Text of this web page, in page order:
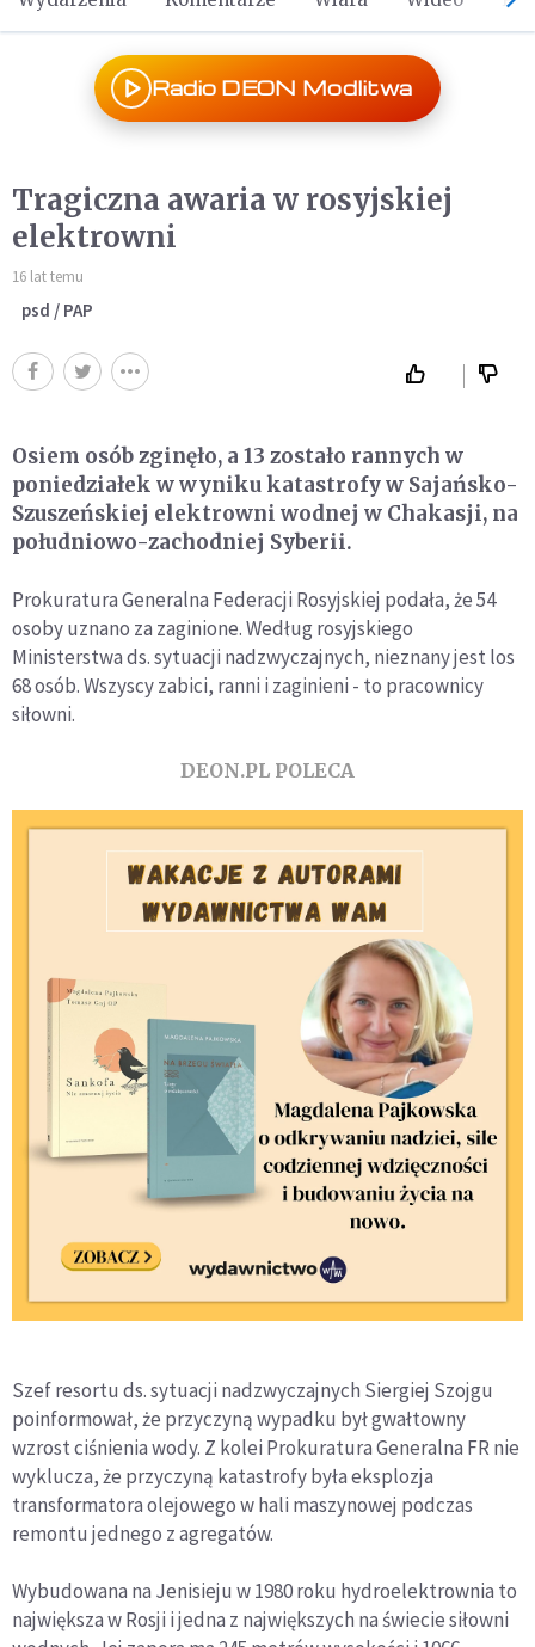
Radio DEON Modlitwa
Tragiczna awaria w rosyjskiej
elektrowni
16 lat temu
psd / PAP
Osiem osób zginęło, a 13 zostało rannych w
poniedziałek w wyniku katastrofy w Sajańsko-
Szuszeńskiej elektrowni wodnej w Chakasji, na
południowo-zachodniej Syberii.
Prokuratura Generalna Federacji Rosyjskiej podała, że 54
osoby uznano za zaginione. Według rosyjskiego
Ministerstwa ds. sytuacji nadzwyczajnych, nieznany jest los
68 osób. Wszyscy zabici, ranni i zaginieni - to pracownicy
siłowni.
DEON.PL POLECA
Szef resortu ds. sytuacji nadzwyczajnych Siergiej Szojgu
poinformował, że przyczyną wypadku był gwałtowny
wzrost ciśnienia wody. Z kolei Prokuratura Generalna FR nie
wyklucza, że przyczyną katastrofy była eksplozja
transformatora olejowego w hali maszynowej podczas
remontu jednego z agregatów.
Wybudowana na Jenisieju w 1980 roku hydroelektrownia to
największa w Rosji i jedna z największych na świecie siłowni